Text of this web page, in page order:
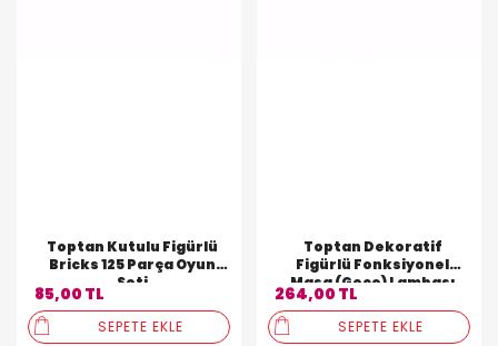
Toptan Kutulu Figürlü
Bricks 125 Parça Oyun
Seti
85,00 TL
SEPETE EKLE
Toptan Dekoratif
Figürlü Fonksiyonel
Masa (Gece) Lambası
264,00 TL
SEPETE EKLE